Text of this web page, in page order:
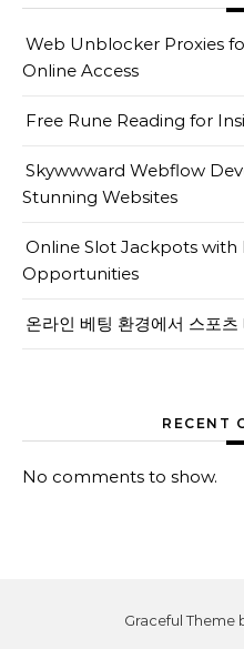
Web Unblocker Proxies
Online Access
Free Rune Reading for
Skywwward Webflow
Stunning Websites
Online Slot Jackpots with
Opportunities
온라인 베팅 환경에서 스포
RECENT
No comments to show.
Graceful Theme